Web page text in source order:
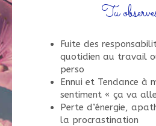
Tu
Fuite des
quotidien au travail
perso
Ennui et Tendance à
sentiment « ça va
Perte d’énergie,
la procrastination